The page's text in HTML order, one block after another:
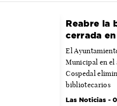
Reabre la
cerrada
El
Municipal en el
Cospedal
bibliotecarios
Las Noticias -